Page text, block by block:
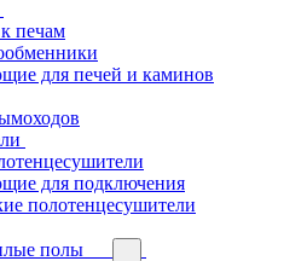
печам
для печей и каминов
для подключения
полотенцесушители
полы